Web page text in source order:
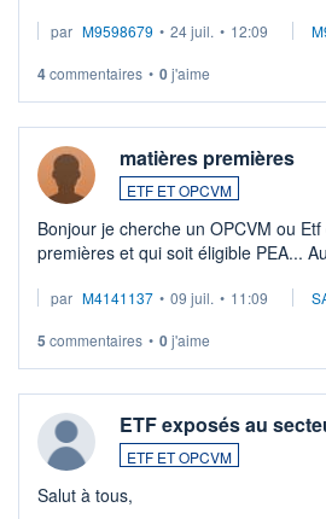
veux procéder à la vente, on me
par M9598679 • 24 juil. • 12:09
4commentaires • 0j'aime
matières premières
ETF ET OPCVM
Bonjour je cherche un OPCVM ou
premières et qui soit éligible PEA...
par M4141137 • 09 juil. • 11:09
5 commentaires • 0j'aime
ETF exposés au
ETF ET OPCVM
Salut à tous,